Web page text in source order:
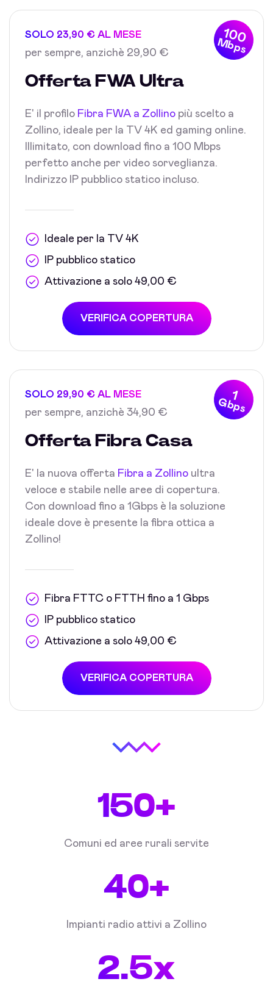
100
Mbps
SOLO 23,90 € AL MESE
per sempre, anzichè 29,90 €
Offerta FWA Ultra
E' il profilo Fibra FWA a Zollino più scelto a
Zollino, ideale per la TV 4K ed gaming online.
Illimitato, con download fino a 100 Mbps
perfetto anche per video sorveglianza.
Indirizzo IP pubblico statico incluso.
Ideale per la TV 4K
IP pubblico statico
Attivazione a solo 49,00 €
VERIFICA COPERTURA
1
Gbps
SOLO 29,90 € AL MESE
per sempre, anzichè 34,90 €
Offerta Fibra Casa
E' la nuova offerta Fibra a Zollino ultra
veloce e stabile nelle aree di copertura.
Con download fino a 1Gbps è la soluzione
ideale dove è presente la fibra ottica a
Zollino!
Fibra FTTC o FTTH fino a 1 Gbps
IP pubblico statico
Attivazione a solo 49,00 €
VERIFICA COPERTURA
150+
Comuni ed aree rurali servite
40+
Impianti radio attivi a Zollino
2.5x